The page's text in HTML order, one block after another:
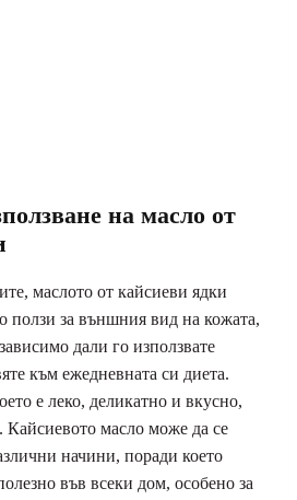
на масло от
маслото от кайсиеви ядки
ползи за външния вид на кожата,
дали го използвате
към ежедневната си диета.
е леко, деликатно и вкусно,
Кайсиевото масло може да се
начини, поради което
във всеки дом, особено за